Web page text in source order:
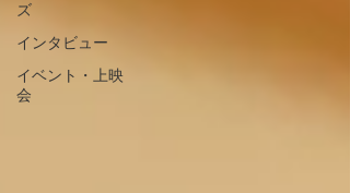
ズ
インタビュー
イベント・上映
会